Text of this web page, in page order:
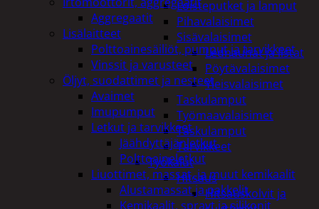
Loisteputket ja lamput
Pihavalaisimet
Sisävalaisimet
Lednauhat ja listat
Pöytävalaisimet
Yleisvalaisimet
Taskulamput
Työmaavalaisimet
Taskulamput
Tarvikkeet
Työkalut
Hitsaus
Hitsauskolvit ja
Aggregaatit
Lisälaitteet
Polttoainesäiliöt, pumput ja tarvikkeet
Vinssit ja varusteet
Öljyt, suodattimet ja nesteet
Avaimet
Imupumput
Letkut ja tarvikkeet
Jäähdyttäjänletkut
Polttoaineletkut
Liuottimet, massat, ja muut kemikaalit
Alustamassat ja pakkelit
Kemikaalit, sprayt ja silikonit